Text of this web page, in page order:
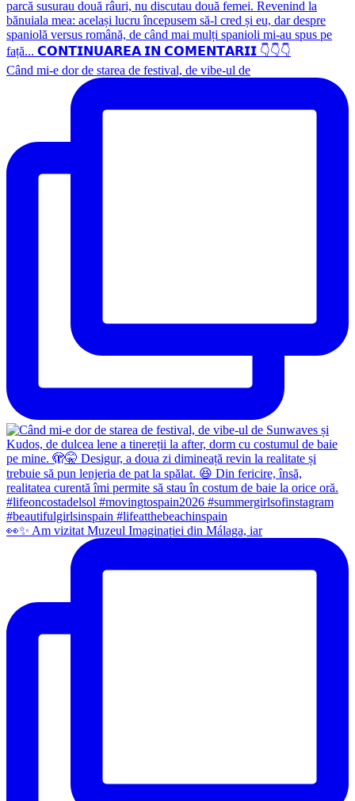
Când mi-e dor de starea de festival, de vibe-ul de
👀✨️ Am vizitat Muzeul Imaginației din Málaga, iar